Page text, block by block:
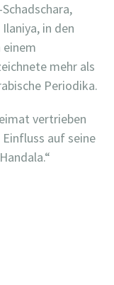
in den
einem
mehr als
Periodika.
vertrieben
auf seine